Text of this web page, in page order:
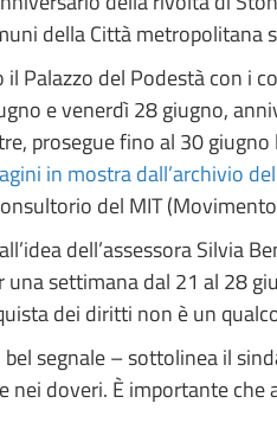
della Città metropolitana
Palazzo del Podestà con i
e venerdì 28 giugno,
prosegue fino al 30
in mostra dall’archivio
del MIT
dell’assessora Silvia
una settimana dal 21 al 28
dei diritti non è un
segnale – sottolinea il
nei doveri. È importante